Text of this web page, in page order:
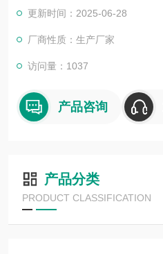
更新时间：2025-06-28
厂商性质：生产厂家
访问量：1037
产品咨询
产品分类
PRODUCT CLASSIFICATION